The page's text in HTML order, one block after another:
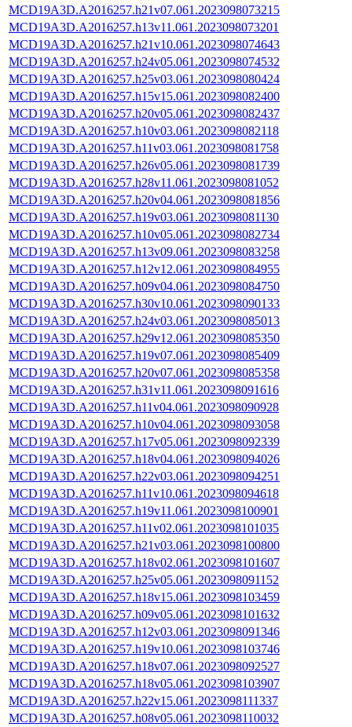
MCD19A3D.A2016257.h21v07.061.2023098073215
MCD19A3D.A2016257.h13v11.061.2023098073201
MCD19A3D.A2016257.h21v10.061.2023098074643
MCD19A3D.A2016257.h24v05.061.2023098074532
MCD19A3D.A2016257.h25v03.061.2023098080424
MCD19A3D.A2016257.h15v15.061.2023098082400
MCD19A3D.A2016257.h20v05.061.2023098082437
MCD19A3D.A2016257.h10v03.061.2023098082118
MCD19A3D.A2016257.h11v03.061.2023098081758
MCD19A3D.A2016257.h26v05.061.2023098081739
MCD19A3D.A2016257.h28v11.061.2023098081052
MCD19A3D.A2016257.h20v04.061.2023098081856
MCD19A3D.A2016257.h19v03.061.2023098081130
MCD19A3D.A2016257.h10v05.061.2023098082734
MCD19A3D.A2016257.h13v09.061.2023098083258
MCD19A3D.A2016257.h12v12.061.2023098084955
MCD19A3D.A2016257.h09v04.061.2023098084750
MCD19A3D.A2016257.h30v10.061.2023098090133
MCD19A3D.A2016257.h24v03.061.2023098085013
MCD19A3D.A2016257.h29v12.061.2023098085350
MCD19A3D.A2016257.h19v07.061.2023098085409
MCD19A3D.A2016257.h20v07.061.2023098085358
MCD19A3D.A2016257.h31v11.061.2023098091616
MCD19A3D.A2016257.h11v04.061.2023098090928
MCD19A3D.A2016257.h10v04.061.2023098093058
MCD19A3D.A2016257.h17v05.061.2023098092339
MCD19A3D.A2016257.h18v04.061.2023098094026
MCD19A3D.A2016257.h22v03.061.2023098094251
MCD19A3D.A2016257.h11v10.061.2023098094618
MCD19A3D.A2016257.h19v11.061.2023098100901
MCD19A3D.A2016257.h11v02.061.2023098101035
MCD19A3D.A2016257.h21v03.061.2023098100800
MCD19A3D.A2016257.h18v02.061.2023098101607
MCD19A3D.A2016257.h25v05.061.2023098091152
MCD19A3D.A2016257.h18v15.061.2023098103459
MCD19A3D.A2016257.h09v05.061.2023098101632
MCD19A3D.A2016257.h12v03.061.2023098091346
MCD19A3D.A2016257.h19v10.061.2023098103746
MCD19A3D.A2016257.h18v07.061.2023098092527
MCD19A3D.A2016257.h18v05.061.2023098103907
MCD19A3D.A2016257.h22v15.061.2023098111337
MCD19A3D.A2016257.h08v05.061.2023098110032